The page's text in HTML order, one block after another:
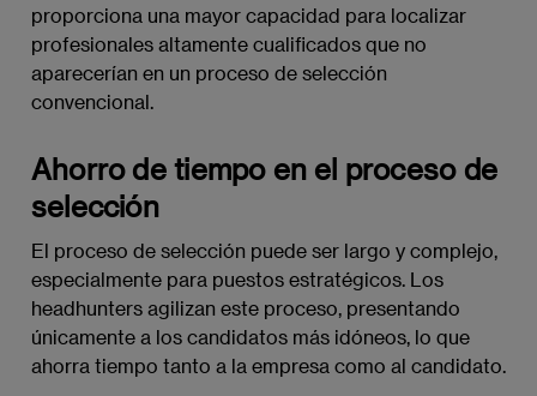
proporciona una mayor capacidad para localizar
profesionales altamente cualificados que no
aparecerían en un proceso de selección
convencional.
Ahorro de tiempo en el proceso de
selección
El proceso de selección puede ser largo y complejo,
especialmente para puestos estratégicos. Los
headhunters agilizan este proceso, presentando
únicamente a los candidatos más idóneos, lo que
ahorra tiempo tanto a la empresa como al candidato.